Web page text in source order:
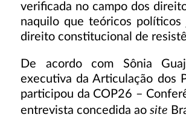
verificada no campo dos
naquilo que teóricos
direito constitucional de
De acordo com Sônia
executiva da Articulação dos
participou da COP26 –
entrevista concedida ao site